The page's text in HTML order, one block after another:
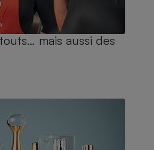
mais aussi des